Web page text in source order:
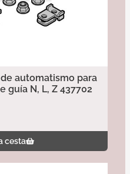
automatismo para
guía N, L, Z 437702
cesta